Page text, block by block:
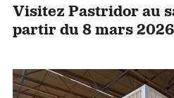
Visitez Pastridor au
partir du 8 mars 2026